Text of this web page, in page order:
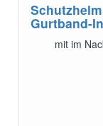
Gurtband-
mit im